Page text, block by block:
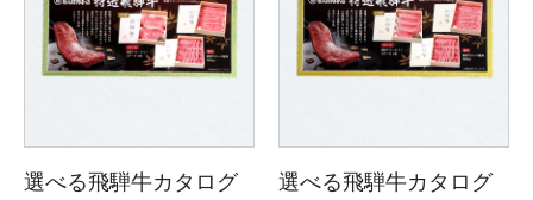
選べる飛騨牛カタログ
選べる飛騨牛カタログ